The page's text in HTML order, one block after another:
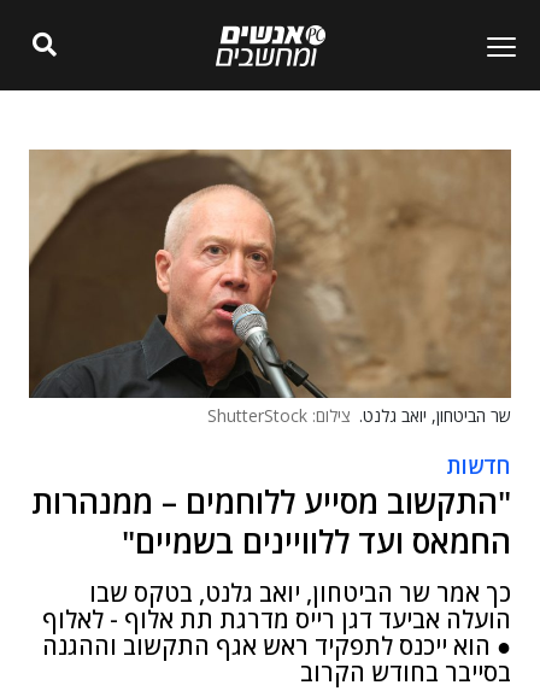
שר הביטחון, יואב גלנט. צילום: ShutterStock
חדשות
"התקשוב מסייע ללוחמים – ממנהרות
החמאס ועד ללוויינים בשמיים"
כך אמר שר הביטחון, יואב גלנט, בטקס שבו
הועלה אביעד דגן רייס מדרגת תת אלוף - לאלוף
● הוא ייכנס לתפקיד ראש אגף התקשוב וההגנה
בסייבר בחודש הקרוב